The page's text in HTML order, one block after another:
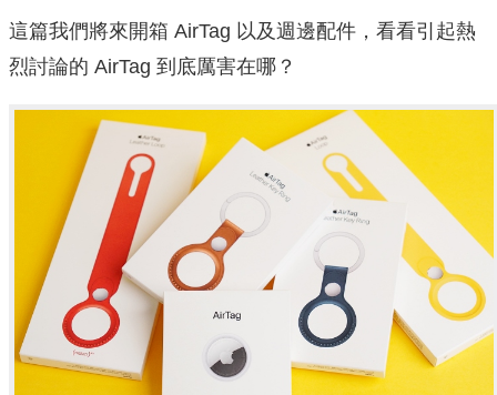
這篇我們將來開箱 AirTag 以及週邊配件，看看引起熱
烈討論的 AirTag 到底厲害在哪？